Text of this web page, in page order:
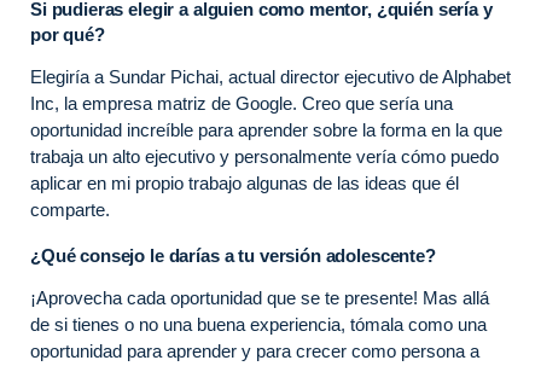
Si pudieras elegir a alguien como mentor, ¿quién sería y
por qué?
Elegiría a Sundar Pichai, actual director ejecutivo de Alphabet
Inc, la empresa matriz de Google. Creo que sería una
oportunidad increíble para aprender sobre la forma en la que
trabaja un alto ejecutivo y personalmente vería cómo puedo
aplicar en mi propio trabajo algunas de las ideas que él
comparte.
¿Qué consejo le darías a tu versión adolescente?
¡Aprovecha cada oportunidad que se te presente! Mas allá
de si tienes o no una buena experiencia, tómala como una
oportunidad para aprender y para crecer como persona a